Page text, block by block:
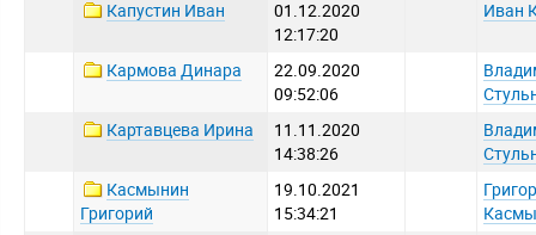
Капустин Иван
01.12.2020
12:17:20
Иван
Кармова Динара
22.09.2020
09:52:06
Картавцева Ирина
11.11.2020
14:38:26
Касмынин
Григорий
19.10.2021
15:34:21